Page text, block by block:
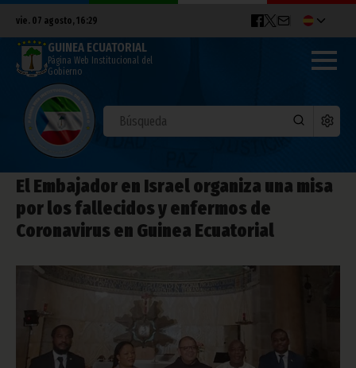
vie. 07 agosto, 16:29
GUINEA ECUATORIAL
Página Web Institucional del
Gobierno
El Embajador en Israel organiza una misa
por los fallecidos y enfermos de
Coronavirus en Guinea Ecuatorial